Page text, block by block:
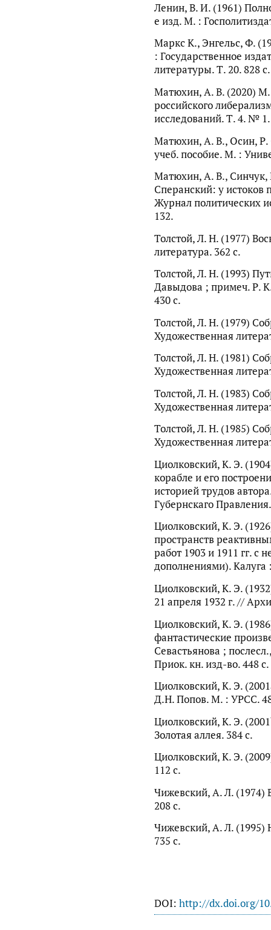
Ленин, В. И. (1961)
е изд. М. :
Маркс К., Энгельс, Ф.
: Государственное
литературы. Т. 20. 828 с.
Матюхин, А. В. (2020)
российского
исследований. Т. 4. №
Матюхин, А. В., Осин,
учеб. пособие. М. :
Матюхин, А. В.,
Сперанский: у истоков
Журнал политических
132.
Толстой, Л. Н. (1977)
литература. 362 с.
Толстой, Л. Н. (1993)
Давыдова ; примеч. Р.
430 с.
Толстой, Л. Н. (1979)
Художественная
Толстой, Л. Н. (1981)
Художественная
Толстой, Л. Н. (1983)
Художественная
Толстой, Л. Н. (1985)
Художественная
Циолковский, К. Э.
корабле и его
историей трудов
Губернскаго
Циолковский, К. Э.
пространств
работ 1903 и 1911 гг.
дополнениями). Калуга
Циолковский, К. Э.
21 апреля 1932 г. //
Циолковский, К. Э.
фантастические
Севастьянова ;
Приок. кн. изд-во. 448 с.
Циолковский, К. Э.
Д.Н. Попов. М. : УРСС.
Циолковский, К. Э.
Золотая аллея. 384 с.
Циолковский, К. Э.
112 с.
Чижевский, А. Л. (1974)
208 с.
Чижевский, А. Л. (1995)
735 с.
DOI: http://dx.doi.org/